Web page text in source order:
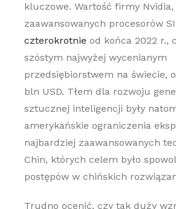
kluczowe. Wartość firmy
zaawansowanych procesorów
czterokrotnie od końca 2022 r.,
szóstym najwyżej wycenianym
przedsiębiorstwem na świecie,
bln USD. Tłem dla rozwoju
sztucznej inteligencji były
amerykańskie ograniczenia
najbardziej zaawansowanych
Chin, których celem było
postępów w chińskich
Trudno ocenić, czy tak duży